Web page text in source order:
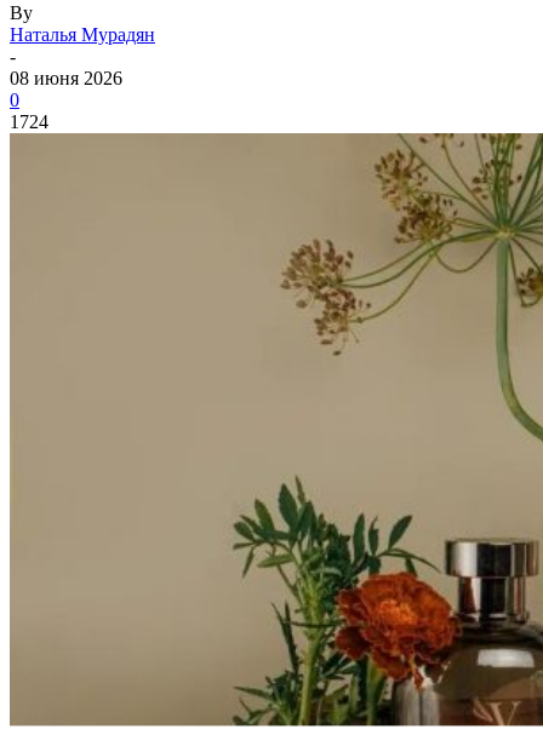
By
Наталья Мурадян
-
08 июня 2026
0
1724